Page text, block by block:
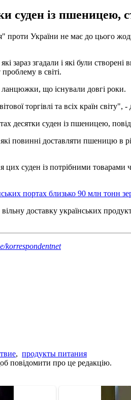
суден із пшеницею,
проти України не має до цього
згадали і які були
в світі.
ланцюжки, що існували довгі роки.
торгівлі та всіх країн світу", -
десятки суден із пшеницею,
повинні доставляти пшеницю в
суден із потрібними товарами
портах близько 90 млн тонн
доставку українських
korrespondentnet
, продукты питания
повідомити про це редакцію.